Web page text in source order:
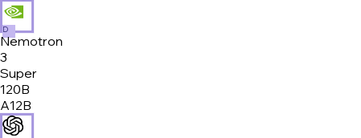
D
Nemotron
3
Super
120B
A12B